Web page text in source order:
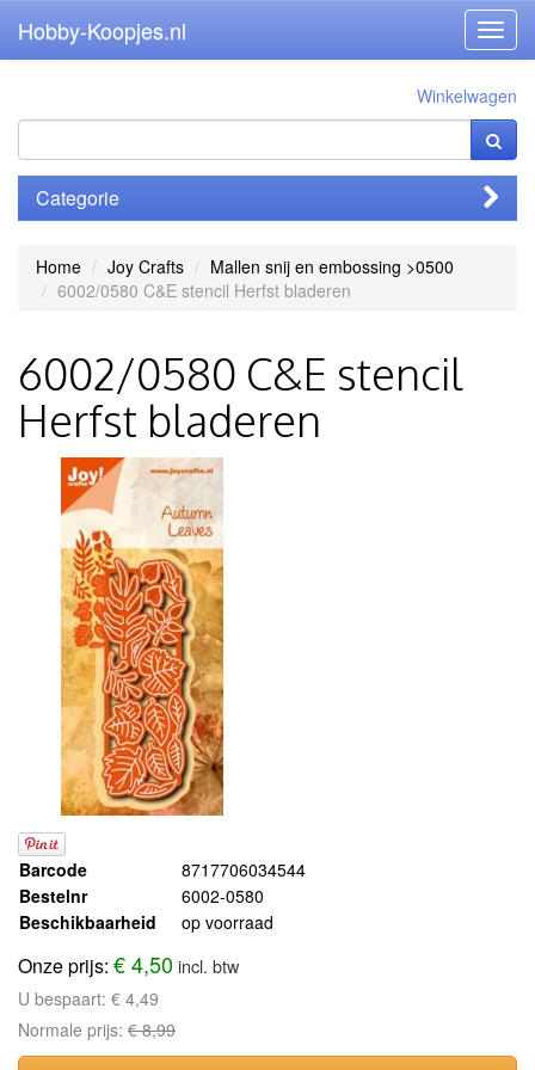
Hobby-Koopjes.nl
Winkelwagen
Categorie
Home Joy Crafts
Mallen snij en embossing >0500
6002/0580 C&E stencil Herfst bladeren
6002/0580 C&E stencil
Herfst bladeren
Barcode
8717706034544
Bestelnr
6002-0580
Beschikbaarheid
op voorraad
Onze prijs: € 4,50incl. btw
U bespaart: € 4,49
Normale prijs: € 8,99